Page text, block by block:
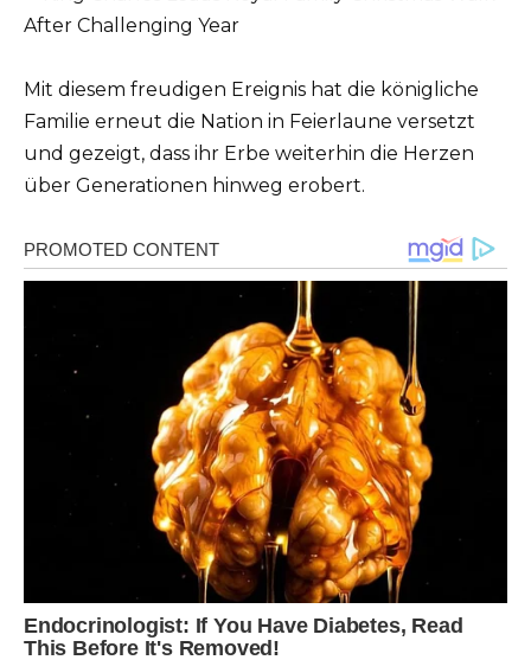
Mit diesem freudigen Ereignis hat die königliche
Familie erneut die Nation in Feierlaune versetzt
und gezeigt, dass ihr Erbe weiterhin die Herzen
über Generationen hinweg erobert.